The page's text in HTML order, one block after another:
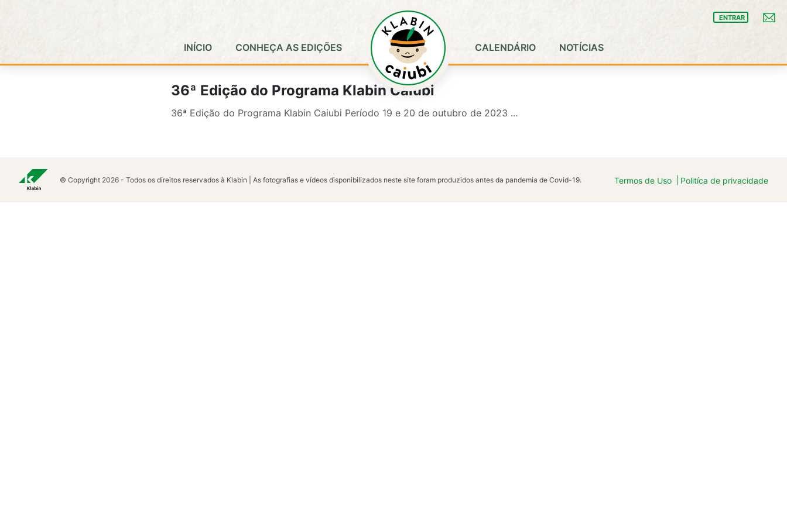
ENTRAR
INÍCIO CONHEÇA AS EDIÇÕES CALENDÁRIO NOTÍCIAS
36ª Edição do Programa Klabin Caiubi
36ª Edição do Programa Klabin Caiubi Período 19 e 20 de outubro de 2023 ...
© Copyright 2026 - Todos os direitos reservados à Klabin | As fotografias e vídeos disponibilizados neste site foram produzidos antes da pandemia de Covid-19. Termos de Uso Politíca de privacidade